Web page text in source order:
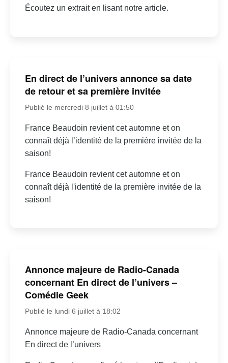
Écoutez un extrait en lisant notre article.
En direct de l’univers annonce sa date
de retour et sa première invitée
Publié le mercredi 8 juillet à 01:50
France Beaudoin revient cet automne et on
connaît déjà l’identité de la première invitée de la
saison!
France Beaudoin revient cet automne et on
connaît déjà l'identité de la première invitée de la
saison!
Annonce majeure de Radio-Canada
concernant En direct de l’univers –
Comédie Geek
Publié le lundi 6 juillet à 18:02
Annonce majeure de Radio-Canada concernant
En direct de l’univers